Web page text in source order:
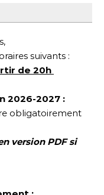
suivants :
de 20h
2026-2027 :
obligatoirement
version PDF si